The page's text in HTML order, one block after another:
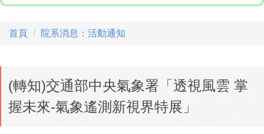
首頁 院系消息：活動通知
(轉知)交通部中央氣象署「透視風雲 掌
握未來-氣象遙測新視界特展」